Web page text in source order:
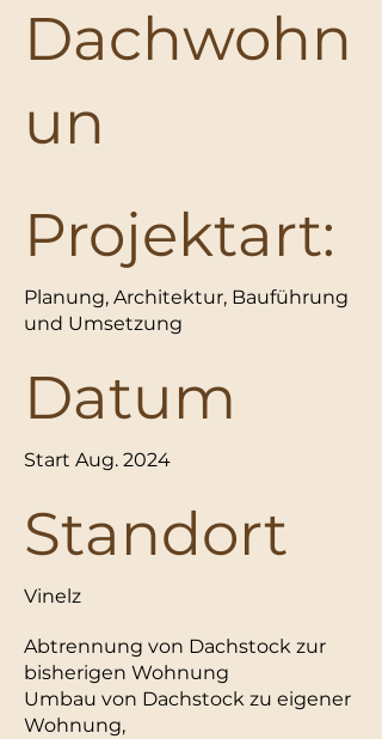
Dachwohn
un
Projektart:
Planung, Architektur, Bauführung
und Umsetzung
Datum
Start Aug. 2024
Standort
Vinelz
Abtrennung von Dachstock zur
bisherigen Wohnung
Umbau von Dachstock zu eigener
Wohnung,